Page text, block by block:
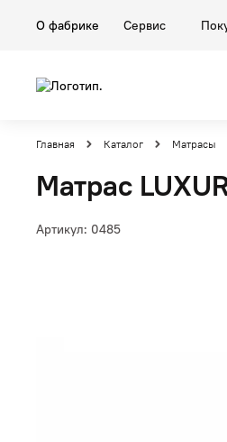
О фабрике Сервис
Серии
Комнаты
Главная Каталог Матрасы
Матрас
Артикул: 0485